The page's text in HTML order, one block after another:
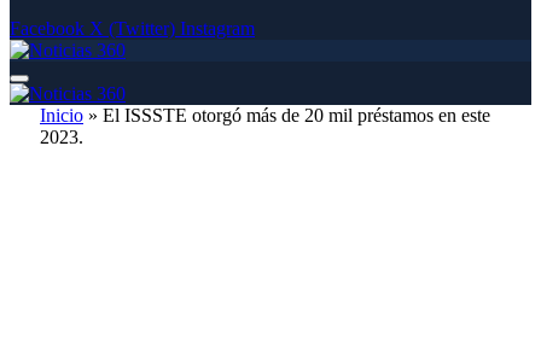
Facebook X (Twitter) Instagram
Inicio » El ISSSTE otorgó más de 20 mil préstamos en este
2023.